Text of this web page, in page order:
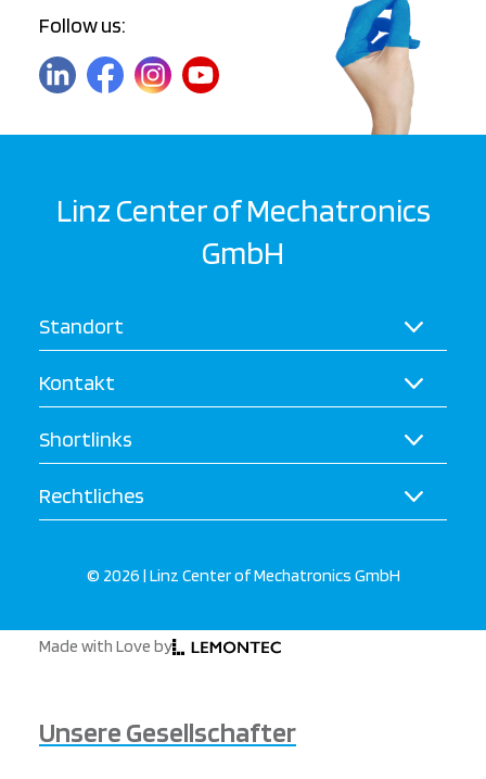
Follow us:
Linz Center of Mechatronics
GmbH
Standort
Kontakt
Shortlinks
Rechtliches
© 2026 | Linz Center of Mechatronics GmbH
Made with Love by
Unsere Gesellschafter